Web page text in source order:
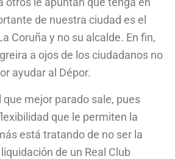
de nuestra ciudad es el
Coruña y no su alcalde. En fin,
a ojos de los ciudadanos no
ayudar al Dépor.
que mejor parado sale, pues
que le permiten la
está tratando de no ser la
de un Real Club